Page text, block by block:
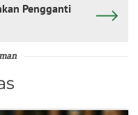
Pengganti